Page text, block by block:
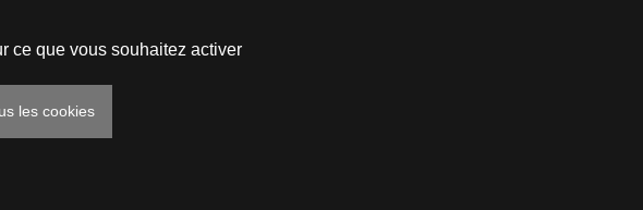
ce que vous souhaitez activer
les cookies